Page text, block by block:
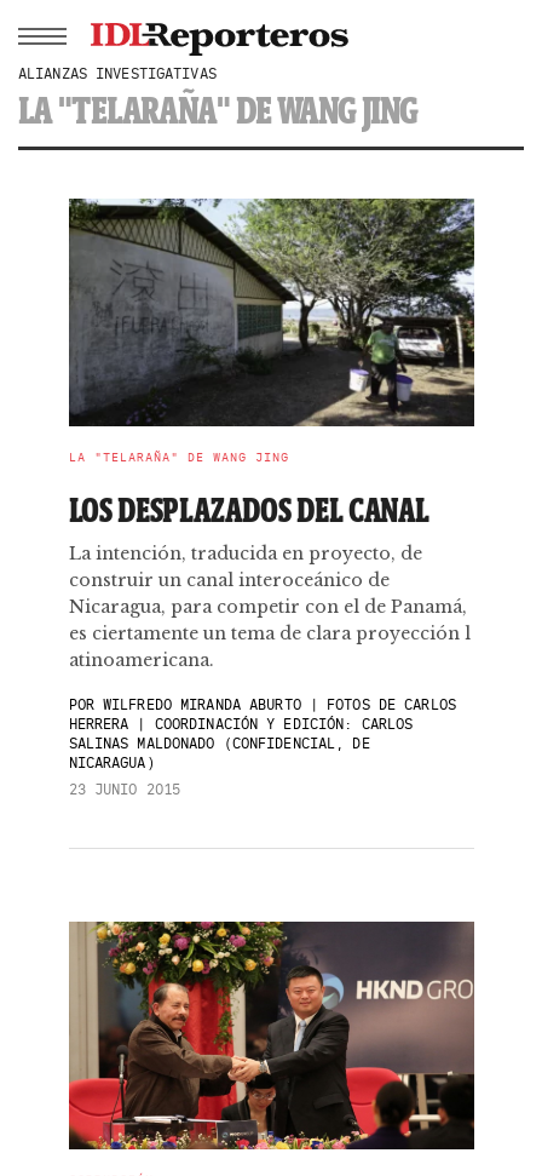
ALIANZAS INVESTIGATIVAS
LA "TELARAÑA" DE WANG JING
LA "TELARAÑA" DE WANG JING
LOS DESPLAZADOS DEL CANAL
La intención, traducida en proyecto, de
construir un canal interoceánico de
Nicaragua, ​para competir con el de Panamá, ​
es ciertamente un tema de clara proyección ​l​
atinoamericana.
PORWILFREDO MIRANDA ABURTO | FOTOS DE CARLOS
HERRERA | COORDINACIÓN Y EDICIÓN: CARLOS
SALINAS MALDONADO (CONFIDENCIAL, DE
NICARAGUA)
23 JUNIO 2015